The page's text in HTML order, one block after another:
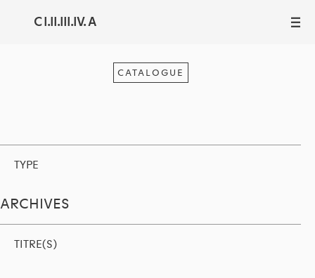
C I.II.III.IV. A III
CATALOGUE
TYPE
ARCHIVES
TITRE(S)